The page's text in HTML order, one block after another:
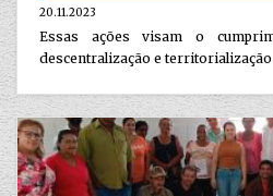
20.11.2023
Essas ações visam o
descentralização e territorialização